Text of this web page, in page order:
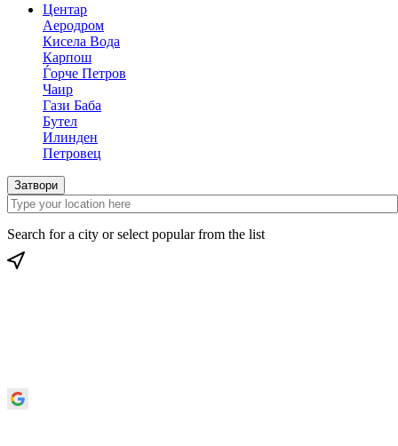
Центар
Аеродром
Кисела Вода
Карпош
Ѓорче Петров
Чаир
Гази Баба
Бутел
Илинден
Петровец
Затвори
Search for a city or select popular from the list